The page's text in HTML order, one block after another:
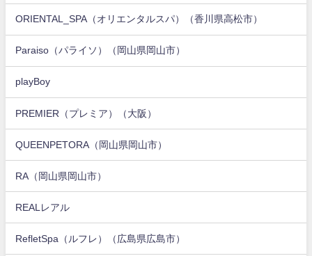
ORIENTAL_SPA（オリエンタルスパ）（香川県高松市）
Paraiso（パライソ）（岡山県岡山市）
playBoy
PREMIER（プレミア）（大阪）
QUEENPETORA（岡山県岡山市）
RA（岡山県岡山市）
REALレアル
RefletSpa（ルフレ）（広島県広島市）